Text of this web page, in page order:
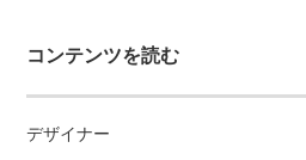
コンテンツを読む
デザイナー